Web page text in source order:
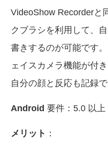
VideoShow Recorderと
クブラシを利用して、
書きするのが可能です
ェイスカメラ機能が付
自分の顔と反応も記録で
Android 要件：5.0 以上
メリット ：